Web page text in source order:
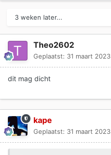
3 weken later...
Theo2602
Geplaatst: 31 maart 2023
dit mag dicht
kape
Geplaatst: 31 maart 2023